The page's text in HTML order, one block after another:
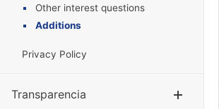
Other interest questions
Additions
Privacy Policy
Transparencia